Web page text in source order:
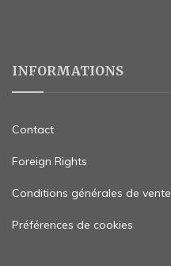
INFORMATIONS
Contact
Foreign Rights
Conditions générales de vente
Préférences de cookies